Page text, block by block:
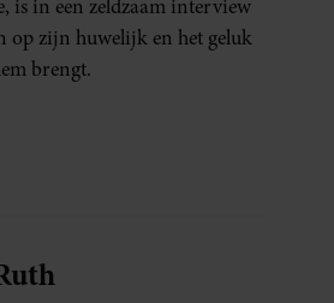
is in een zeldzaam interview
op zijn huwelijk en het geluk
brengt.